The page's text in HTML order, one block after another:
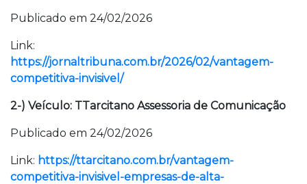
Publicado em 24/02/2026
Link:
https://jornaltribuna.com.br/2026/02/vantagem-
competitiva-invisivel/
2-) Veículo: TTarcitano Assessoria de Comunicação
Publicado em 24/02/2026
Link: https://ttarcitano.com.br/vantagem-
competitiva-invisivel-empresas-de-alta-